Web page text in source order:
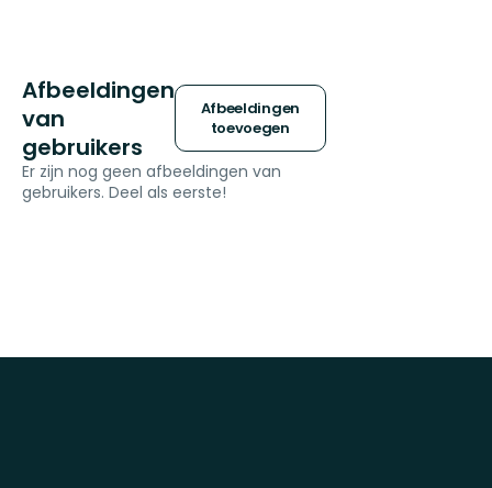
Afbeeldingen
van
gebruikers
Afbeeldingen
toevoegen
Er zijn nog geen afbeeldingen van
gebruikers. Deel als eerste!